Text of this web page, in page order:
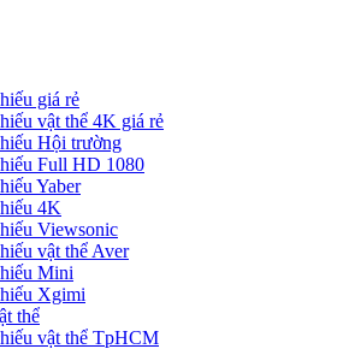
giá rẻ
vật thể 4K giá rẻ
Hội trường
Full HD 1080
Yaber
4K
Viewsonic
vật thể Aver
Mini
Xgimi
thể
vật thể TpHCM